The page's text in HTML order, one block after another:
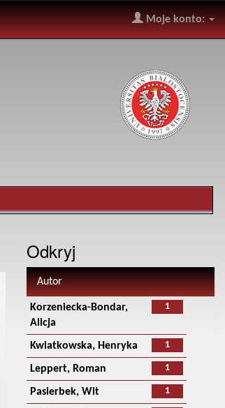
Moje konto:
Odkryj
Autor
1
Korzeniecka-Bondar,
Alicja
1
Kwiatkowska, Henryka
1
Leppert, Roman
1
Pasierbek, Wit